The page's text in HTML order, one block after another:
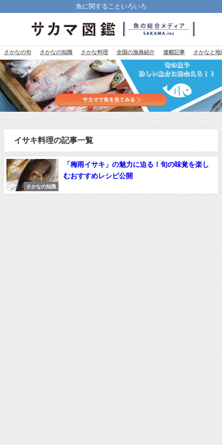
魚に関することいろいろ
さかなの旬 さかなの知識 さかな料理 全国の漁港紹介 連載記事 さかなと地
イサキ料理の記事一覧
さかなの知識
「梅雨イサキ」の魅力に迫る！旬の味覚を楽し
むおすすめレシピ公開